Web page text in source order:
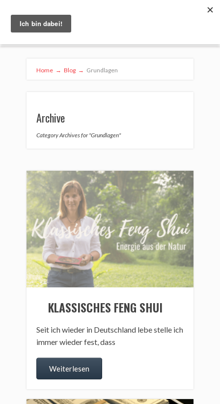
Home → Blog → Grundlagen
Archive
Category Archives for "Grundlagen"
KLASSISCHES FENG SHUI
Seit ich wieder in Deutschland lebe stelle ich
immer wieder fest, dass
Weiterlesen